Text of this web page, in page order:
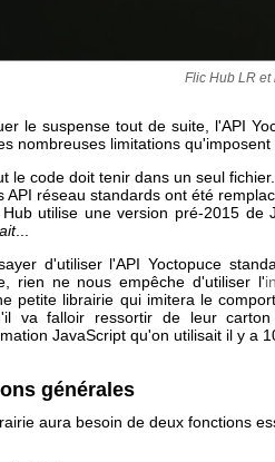
Flic Hub LR et
le suspense tout de suite, l'API
nombreuses limitations qu'imposent
le code doit tenir dans un seul fichier.
API réseau standards ont été
utilise une version pré-2015 de
...
d'utiliser l'API Yoctopuce
rien ne nous empêche d'utiliser l'
petite librairie qui imitera le
va falloir ressortir de leur
JavaScript qu'on utilisait il y a
générales
aura besoin de deux fonctions